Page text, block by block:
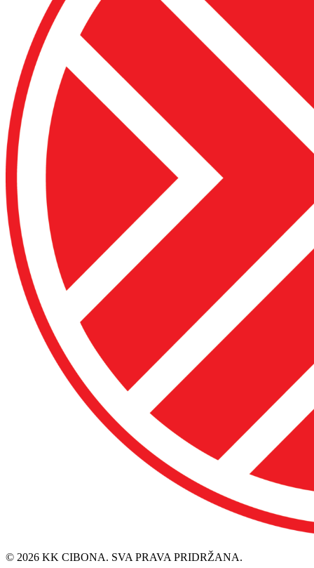
© 2026 KK CIBONA. SVA PRAVA PRIDRŽANA.